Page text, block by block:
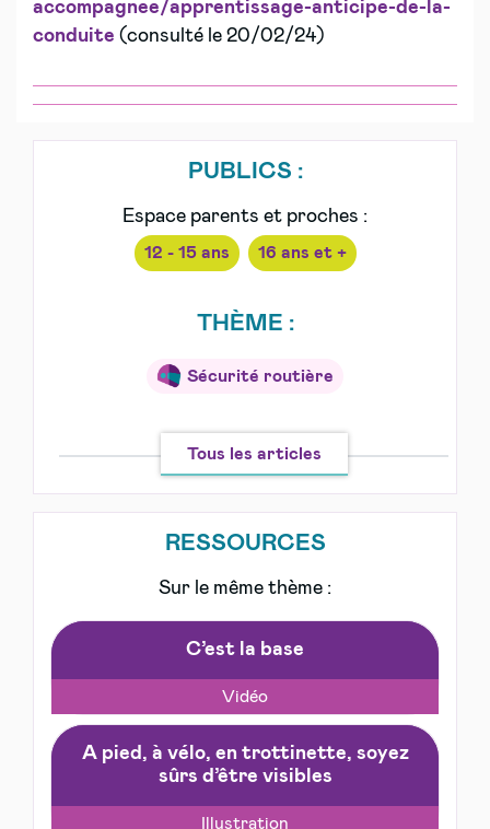
accompagnee/apprentissage-anticipe-de-la-
conduite (consulté le 20/02/24)
PUBLICS :
Espace parents et proches :
12 - 15 ans 16 ans et +
THÈME :
Sécurité routière
Tous les articles
RESSOURCES
Sur le même thème :
C’est la base
Vidéo
A pied, à vélo, en trottinette, soyez
sûrs d’être visibles
Illustration